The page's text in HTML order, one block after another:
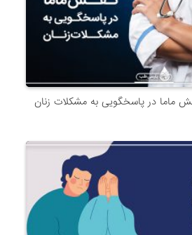
ماما در پاسخگویی به مشکلات زنان